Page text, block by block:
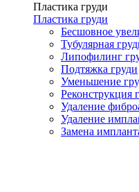
Пластика груди
Пластика груди
Бесшовное
Тубулярная
Липофилинг
Подтяжка груди
Уменьшение
Реконструкция
Удаление
Удаление
Замена